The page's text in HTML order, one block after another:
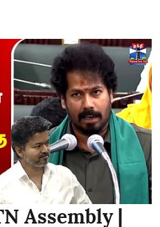
Assembly |